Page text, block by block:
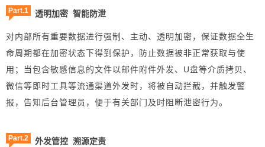
Part.1 透明加密 智能防泄
对内部所有重要数据进行强制、主动、透明加密，保证数据全生
命周期都在加密状态下得到保护，防止数据被非正常获取与使
用；当包含敏感信息的文件以邮件附件外发、U盘等介质拷贝、
微信等即时工具等流通渠道外发时，将被自动拦截，并触发警
报，告知后台管理员，便于有关部门及时阻断泄密行为。
Part.2 外发管控 溯源定责